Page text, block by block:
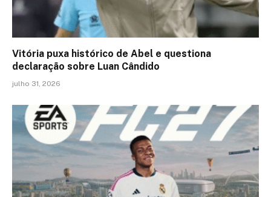
Vitória puxa histórico de Abel e questiona
declaração sobre Luan Cândido
julho 31, 2026